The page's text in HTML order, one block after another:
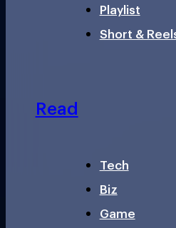
Playlist
Short &
Read
Tech
Biz
Game